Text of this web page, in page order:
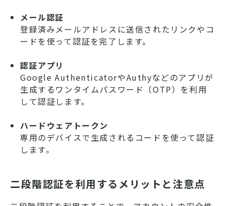
メール認証
登録済みメールアドレスに送信されたリンクやコ
ードを使って認証を完了します。
認証アプリ
Google AuthenticatorやAuthyなどのアプリが
生成するワンタイムパスワード（OTP）を利用
して認証します。
ハードウェアトークン
専用のデバイスで生成されるコードを使って認証
します。
二段階認証を利用するメリットと注意点